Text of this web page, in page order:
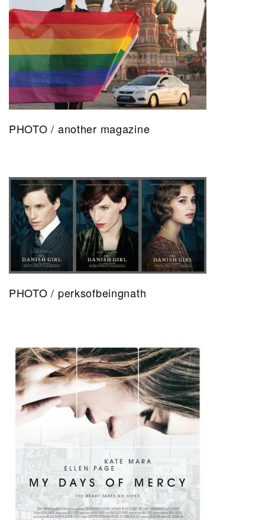
PHOTO / another magazine
PHOTO / perksofbeingnath